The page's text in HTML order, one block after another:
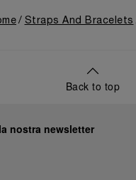
Straps And Bracelets
Back to top
nostra newsletter